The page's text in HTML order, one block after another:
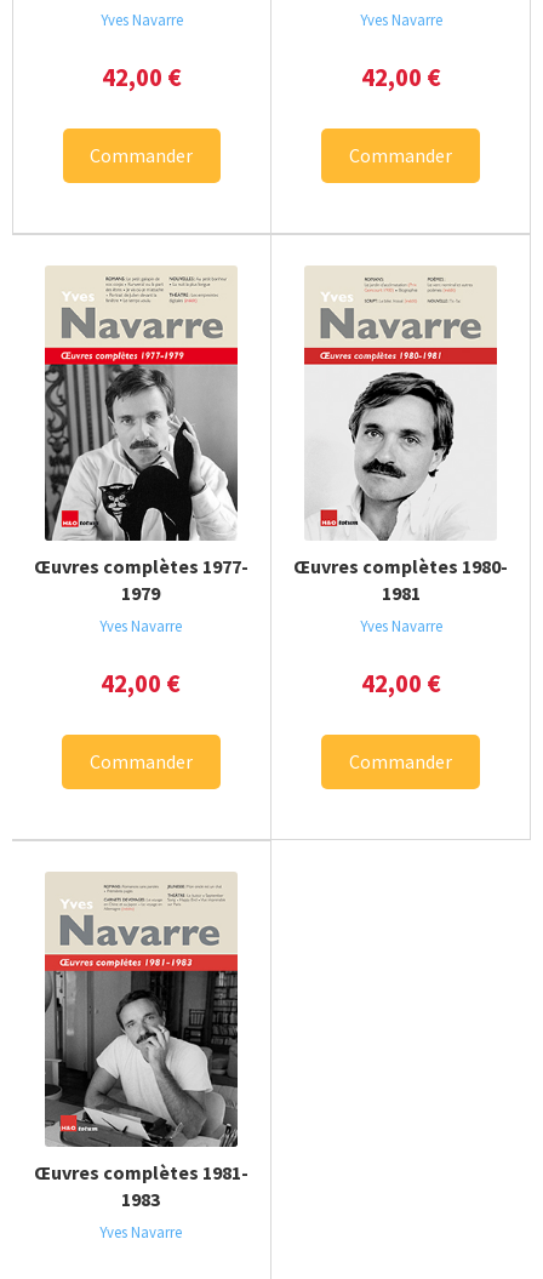
Yves Navarre
42,00 €
Commander
Yves Navarre
42,00 €
Commander
Œuvres complètes 1977-
1979
Yves Navarre
42,00 €
Commander
Œuvres complètes 1980-
1981
Yves Navarre
42,00 €
Commander
Œuvres complètes 1981-
1983
Yves Navarre